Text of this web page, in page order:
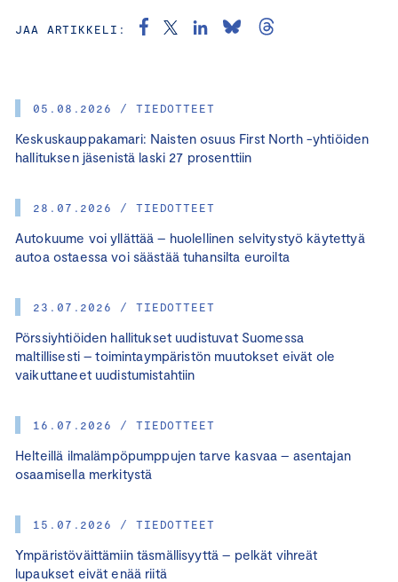
05.08.2026 / TIEDOTTEET
Keskuskauppakamari: Naisten osuus First North -yhtiöiden
hallituksen jäsenistä laski 27 prosenttiin
28.07.2026 / TIEDOTTEET
Autokuume voi yllättää – huolellinen selvitystyö käytettyä
autoa ostaessa voi säästää tuhansilta euroilta
23.07.2026 / TIEDOTTEET
Pörssiyhtiöiden hallitukset uudistuvat Suomessa
maltillisesti – toimintaympäristön muutokset eivät ole
vaikuttaneet uudistumistahtiin
16.07.2026 / TIEDOTTEET
Helteillä ilmalämpöpumppujen tarve kasvaa – asentajan
osaamisella merkitystä
15.07.2026 / TIEDOTTEET
Ympäristöväittämiin täsmällisyyttä – pelkät vihreät
lupaukset eivät enää riitä
JAA ARTIKKELI: